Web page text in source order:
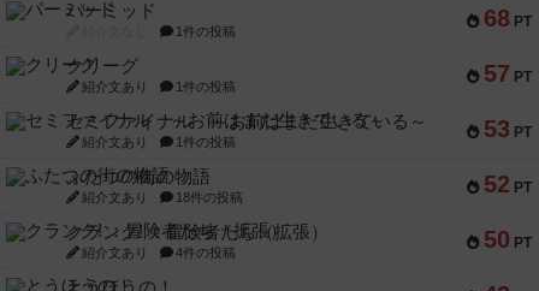
68 PT
パーミッド
1件の投稿
57 PT
クリーグ
紹介文あり 1件の投稿
53 PT
セミファイナル ～お前はまだ生きている～
紹介文あり 1件の投稿
52 PT
ふたつの街の物語
紹介文あり 18件の投稿
50 PT
クランク! ：冒険者たち（拡張）
紹介文あり 4件の投稿